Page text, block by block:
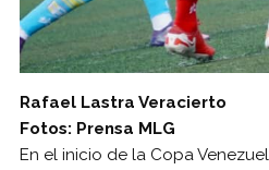
Rafael Lastra Veracierto
Fotos: Prensa MLG
En el inicio de la Copa